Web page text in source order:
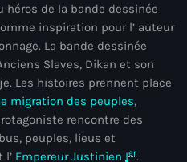
héros de la bande dessinée
inspiration pour l’ auteur
La bande dessinée
Slaves, Dikan et son
Les histoires prennent place
migration des peuples,
rencontre des
peuples, lieus et
l’ EmpereurJustinien Ier.